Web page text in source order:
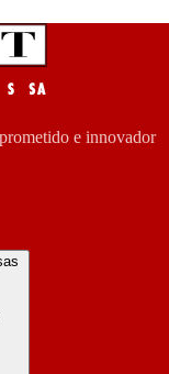
e innovador